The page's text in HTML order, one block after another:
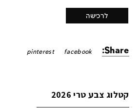
לרכישה
Share:
facebook
pinterest
קטלוג צבע טרי 2026